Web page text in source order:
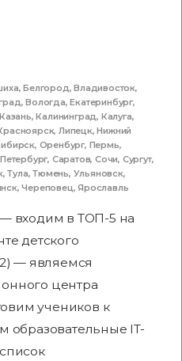
,Белгород,Владивосток,
,Вологда,Екатеринбург,
Казань,Калининград, Калуга,
,Липецк,Нижний
, Оренбург, Пермь,
, Саратов,Сочи, Сургут,
,Тула,Тюмень, Ульяновск,
,Череповец,Ярославль
входим в ТОП-5 на
детского
— являемся
центра
учеников к
образовательные IT-